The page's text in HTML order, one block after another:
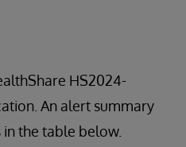
HS2024-
An alert summary
in the table below.